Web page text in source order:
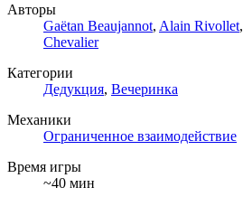
Авторы
Gaëtan Beaujannot, Alain Rivollet,
Chevalier
Категории
Дедукция, Вечеринка
Механики
Ограниченное взаимодействие
Время игры
~40 мин